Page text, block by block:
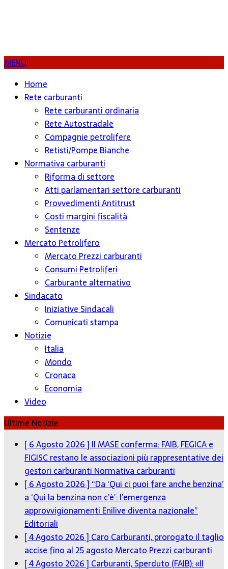
MENU
Home
Rete carburanti
Rete carburanti ordinaria
Rete Autostradale
Compagnie petrolifere
Retisti/Pompe Bianche
Normativa carburanti
Riforma di settore
Atti parlamentari settore carburanti
Provvedimenti Antitrust
Costi margini fiscalità
Sentenze
Mercato Petrolifero
Mercato Prezzi carburanti
Consumi Petroliferi
Carburante alternativo
Sindacato
Iniziative Sindacali
Comunicati stampa
Notizie
Italia
Mondo
Cronaca
Economia
Video
Ultime Notizie
[ 6 Agosto 2026 ]Il MASE conferma: FAIB, FEGICA e
FIGISC restano le associazioni più rappresentative dei
gestori carburantiNormativa carburanti
[ 6 Agosto 2026 ]“Da ‘Qui ci puoi fare anche benzina’
a ‘Qui la benzina non c’è’: l’emergenza
approvvigionamenti Enilive diventa nazionale”
Editoriali
[ 4 Agosto 2026 ]Caro Carburanti, prorogato il taglio
accise fino al 25 agostoMercato Prezzi carburanti
[ 4 Agosto 2026 ]Carburanti, Sperduto (FAIB): «Il